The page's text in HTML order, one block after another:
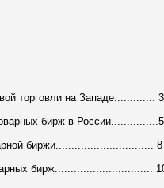
торговли на Западе............. 3
бирж в России...............5
биржи............................... 8
бирж...............................